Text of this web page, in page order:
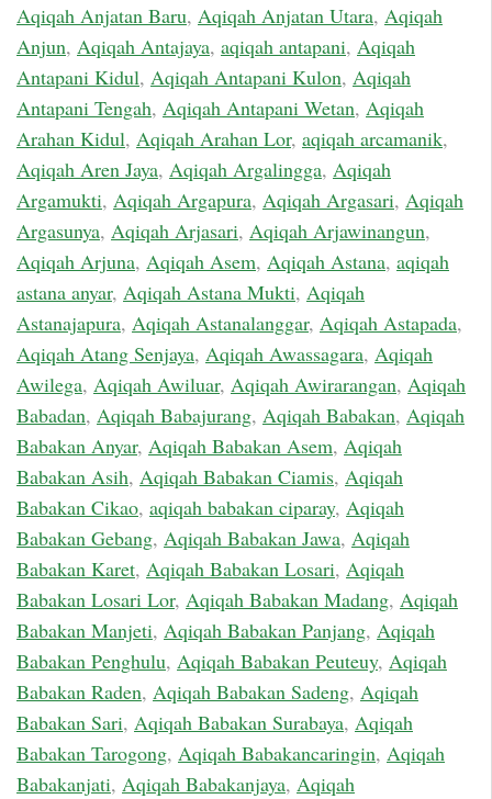
Aqiqah Anjatan Baru, Aqiqah Anjatan Utara, Aqiqah
Anjun, Aqiqah Antajaya, aqiqah antapani, Aqiqah
Antapani Kidul, Aqiqah Antapani Kulon, Aqiqah
Antapani Tengah, Aqiqah Antapani Wetan, Aqiqah
Arahan Kidul, Aqiqah Arahan Lor, aqiqah arcamanik,
Aqiqah Aren Jaya, Aqiqah Argalingga, Aqiqah
Argamukti, Aqiqah Argapura, Aqiqah Argasari, Aqiqah
Argasunya, Aqiqah Arjasari, Aqiqah Arjawinangun,
Aqiqah Arjuna, Aqiqah Asem, Aqiqah Astana, aqiqah
astana anyar, Aqiqah Astana Mukti, Aqiqah
Astanajapura, Aqiqah Astanalanggar, Aqiqah Astapada,
Aqiqah Atang Senjaya, Aqiqah Awassagara, Aqiqah
Awilega, Aqiqah Awiluar, Aqiqah Awirarangan, Aqiqah
Babadan, Aqiqah Babajurang, Aqiqah Babakan, Aqiqah
Babakan Anyar, Aqiqah Babakan Asem, Aqiqah
Babakan Asih, Aqiqah Babakan Ciamis, Aqiqah
Babakan Cikao, aqiqah babakan ciparay, Aqiqah
Babakan Gebang, Aqiqah Babakan Jawa, Aqiqah
Babakan Karet, Aqiqah Babakan Losari, Aqiqah
Babakan Losari Lor, Aqiqah Babakan Madang, Aqiqah
Babakan Manjeti, Aqiqah Babakan Panjang, Aqiqah
Babakan Penghulu, Aqiqah Babakan Peuteuy, Aqiqah
Babakan Raden, Aqiqah Babakan Sadeng, Aqiqah
Babakan Sari, Aqiqah Babakan Surabaya, Aqiqah
Babakan Tarogong, Aqiqah Babakancaringin, Aqiqah
Babakanjati, Aqiqah Babakanjaya, Aqiqah